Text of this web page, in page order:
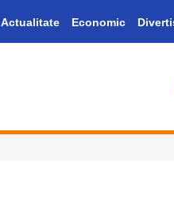
Actualitate Economic